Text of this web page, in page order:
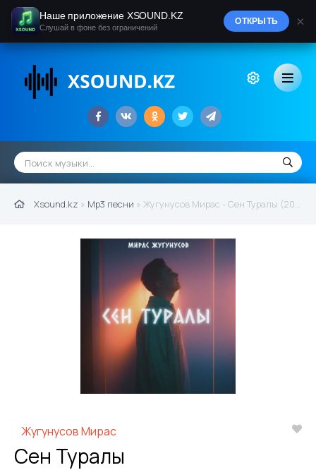
Xsound.kz » Mp3 песни » Жугунусов Мирас - Сен Туралы (2021)
Жугунусов Мирас
Сен Туралы
Наше приложение XSOUND.KZ
Слушай в фоне без ограничений
ОТКРЫТЬ ×